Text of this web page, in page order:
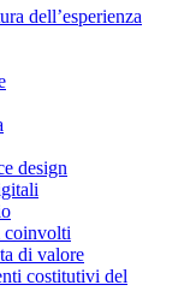
dell’esperienza
design
coinvolti
di valore
costitutivi del